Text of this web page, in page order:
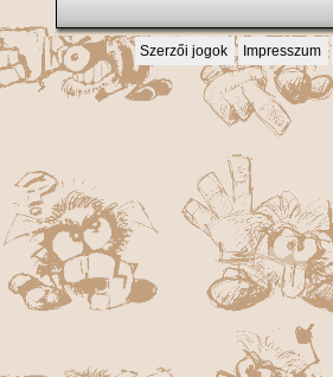
Szerzői jogok Impresszum